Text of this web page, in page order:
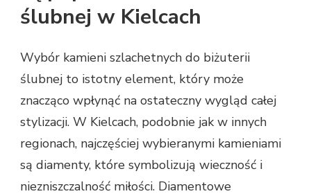
ślubnej w Kielcach
Wybór kamieni szlachetnych do biżuterii
ślubnej to istotny element, który może
znacząco wpłynąć na ostateczny wygląd całej
stylizacji. W Kielcach, podobnie jak w innych
regionach, najczęściej wybieranymi kamieniami
są diamenty, które symbolizują wieczność i
niezniszczalność miłości. Diamentowe